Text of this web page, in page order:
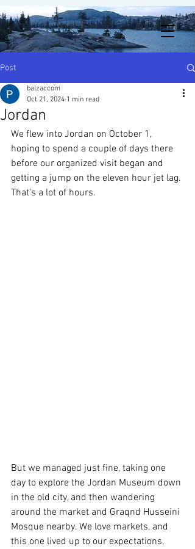
Post
Jordan
balzaccom
Oct 21, 2024 1 min read
We flew into Jordan on October 1,
hoping to spend a couple of days there
before our organized visit began and
getting a jump on the eleven hour jet lag.
That's a lot of hours.
But we managed just fine, taking one
day to explore the Jordan Museum down
in the old city, and then wandering
around the market and Graqnd Husseini
Mosque nearby. We love markets, and
this one lived up to our expectations.